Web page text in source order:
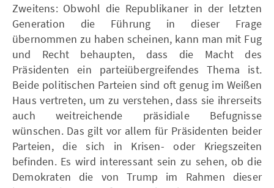
Zweitens: Obwohl die Republikaner in der letzten
Generation die Führung in dieser Frage
übernommen zu haben scheinen, kann man mit Fug
und Recht behaupten, dass die Macht des
Präsidenten ein parteiübergreifendes Thema ist.
Beide politischen Parteien sind oft genug im Weißen
Haus vertreten, um zu verstehen, dass sie ihrerseits
auch weitreichende präsidiale Befugnisse
wünschen. Das gilt vor allem für Präsidenten beider
Parteien, die sich in Krisen- oder Kriegszeiten
befinden. Es wird interessant sein zu sehen, ob die
Demokraten die von Trump im Rahmen dieser